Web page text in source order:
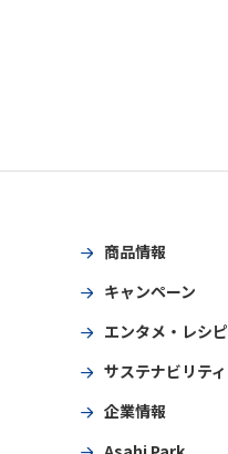
商品情報
キャンペーン
エンタメ・レシピ
サステナビリティ
企業情報